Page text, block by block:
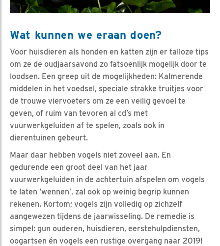
Wat kunnen we eraan doen?
Voor huisdieren als honden en katten zijn er talloze tips
om ze de oudjaarsavond zo fatsoenlijk mogelijk door te
loodsen. Een greep uit de mogelijkheden: Kalmerende
middelen in het voedsel, speciale strakke truitjes voor
de trouwe viervoeters om ze een veilig gevoel te
geven, of ruim van tevoren al cd’s met
vuurwerkgeluiden af te spelen, zoals ook in
dierentuinen gebeurt.
Maar daar hebben vogels niet zoveel aan. En
gedurende een groot deel van het jaar
vuurwerkgeluiden in de achtertuin afspelen om vogels
te laten ‘wennen’, zal ook op weinig begrip kunnen
rekenen. Kortom; vogels zijn volledig op zichzelf
aangewezen tijdens de jaarwisseling. De remedie is
simpel: gun ouderen, huisdieren, eerstehulpdiensten,
oogartsen én vogels een rustige overgang naar 2019!